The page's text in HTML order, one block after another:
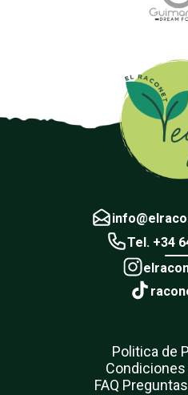
Tel. +34
Politica de
FAQ